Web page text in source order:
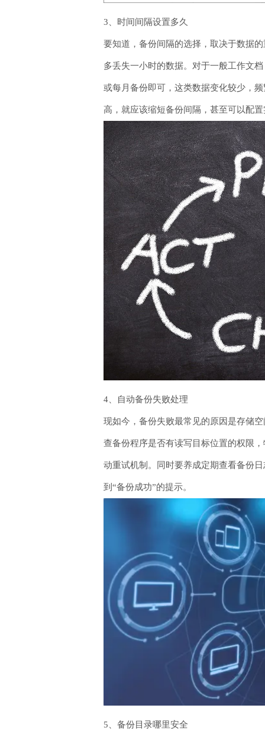
3、时间间隔设置多久
要知道，备份间隔的选择，取决于数据
多丢失一小时的数据。对于一般工作文
或每月备份即可，这类数据变化较少，
高，就应该缩短备份间隔，甚至可以配
4、自动备份失败处理
现如今，备份失败最常见的原因是存储
查备份程序是否有读写目标位置的权限
动重试机制。同时要养成定期查看备份
到“备份成功”的提示。
5、备份目录哪里安全